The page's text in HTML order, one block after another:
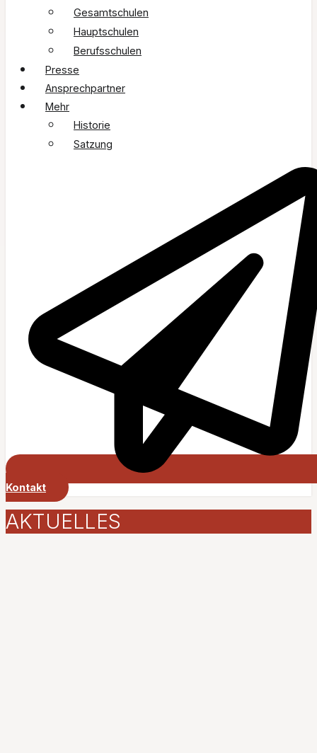
Gesamtschulen
Hauptschulen
Berufsschulen
Presse
Ansprechpartner
Mehr
Historie
Satzung
Kontakt
AKTUELLES